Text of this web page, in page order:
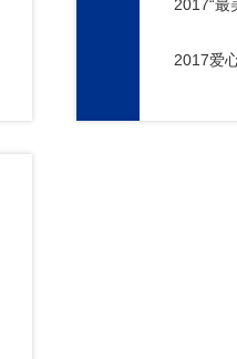
2017“最
2017爱